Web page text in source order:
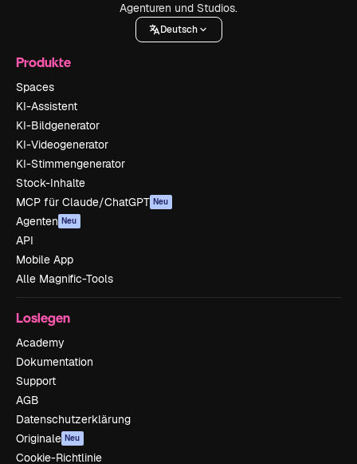
Agenturen und Studios.
Deutsch
Produkte
Spaces
KI-Assistent
KI-Bildgenerator
KI-Videogenerator
KI-Stimmengenerator
Stock-Inhalte
MCP für Claude/ChatGPT Neu
Agenten Neu
API
Mobile App
Alle Magnific-Tools
Loslegen
Academy
Dokumentation
Support
AGB
Datenschutzerklärung
Originale Neu
Cookie-Richtlinie